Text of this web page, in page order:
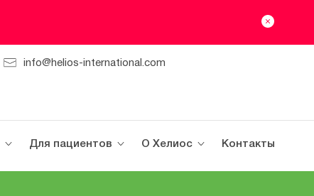
info@helios-international.com
Для пациентов О Хелиос Контакты